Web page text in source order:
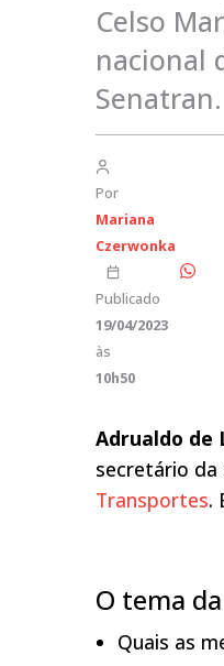
Celso
nacional
Senatran.
Por
Mariana
Czerwonka
Publicado
19/04/2023
às
10h50
Adrualdo de
secretário da
Transportes.
O tema
Quais as